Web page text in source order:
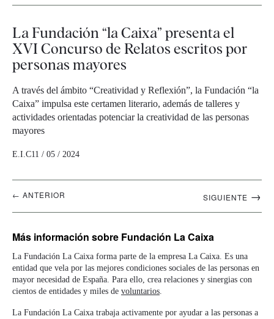
La Fundación “la Caixa” presenta el
XVI Concurso de Relatos escritos por
personas mayores
A través del ámbito “Creatividad y Reflexión”, la Fundación “la
Caixa” impulsa este certamen literario, además de talleres y
actividades orientadas potenciar la creatividad de las personas
mayores
E.I.C11 / 05 / 2024
Navegación
artículos
SIGUIENTE →
← ANTERIOR
Más información sobre Fundación La Caixa
La Fundación La Caixa forma parte de la empresa La Caixa. Es una
entidad que vela por las mejores condiciones sociales de las personas en
mayor necesidad de España. Para ello, crea relaciones y sinergias con
cientos de entidades y miles de voluntarios.
La Fundación La Caixa trabaja activamente por ayudar a las personas a